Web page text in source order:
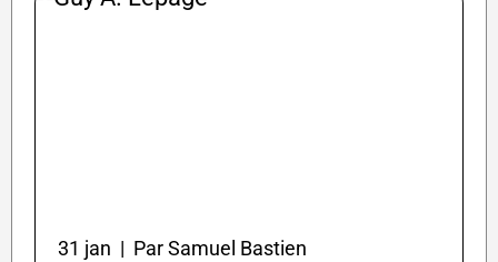
31 jan | Par Samuel Bastien